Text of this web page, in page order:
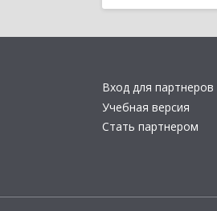
Вход для партнеров
Учебная версия
Стать партнером